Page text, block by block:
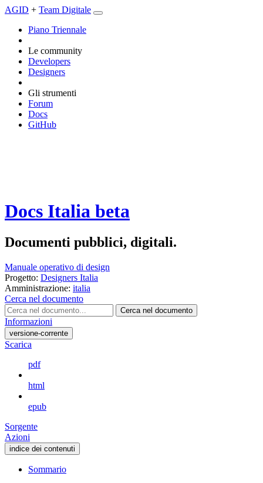
AGID + Team Digitale
Piano Triennale
Le community
Developers
Designers
Gli strumenti
Forum
Docs
GitHub
Docs Italia beta
Documenti pubblici, digitali.
Manuale operativo di design
Progetto: Designers Italia
Amministrazione: italia
Cerca nel documento
Cerca nel documento
Informazioni
versione-corrente
Scarica
pdf
html
epub
Sorgente
Azioni
indice dei contenuti
Sommario